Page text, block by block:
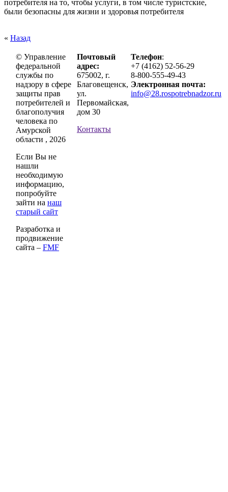
потребителя на то, чтобы услуги, в том числе туристские,
были безопасны для жизни и здоровья потребителя
« Назад
© Управление
федеральной
службы по
надзору в сфере
защиты прав
потребителей и
благополучия
человека по
Амурской
области , 2026
Если Вы не
нашли
необходимую
информацию,
попробуйте
зайти на наш
старый сайт
Разработка и
продвижение
сайта – FMF
Почтовый
адрес:
675002, г.
Благовещенск,
ул.
Первомайская,
дом 30
Контакты
Телефон:
+7 (4162) 52-56-29
8-800-555-49-43
Электронная почта:
info@28.rospotrebnadzor.ru